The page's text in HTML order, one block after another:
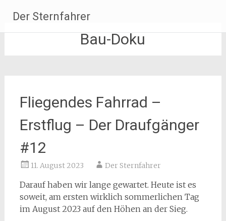
Inhalt
springen
Der Sternfahrer
Bau-Doku
Fliegendes Fahrrad –
Erstflug – Der Draufgänger
#12
11. August 2023 Der Sternfahrer
Darauf haben wir lange gewartet. Heute ist es
soweit, am ersten wirklich sommerlichen Tag
im August 2023 auf den Höhen an der Sieg.